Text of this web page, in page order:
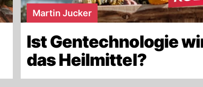
Martin Jucker
Ist Gentechnologie
das Heilmittel?